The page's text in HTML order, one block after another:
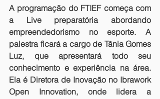
A programação do FTIEF começa com
a Live preparatória abordando
empreendedorismo no esporte. A
palestra ficará a cargo de Tânia Gomes
Luz, que apresentará todo seu
conhecimento e experiência na área.
Ela é Diretora de Inovação no Ibrawork
Open Innovation, onde lidera a